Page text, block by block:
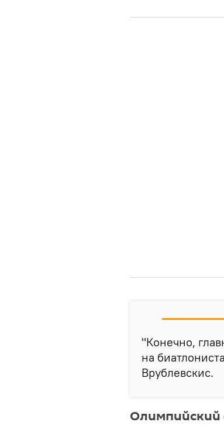
"Конечно,
на
Врублевскис.
Олимпийский